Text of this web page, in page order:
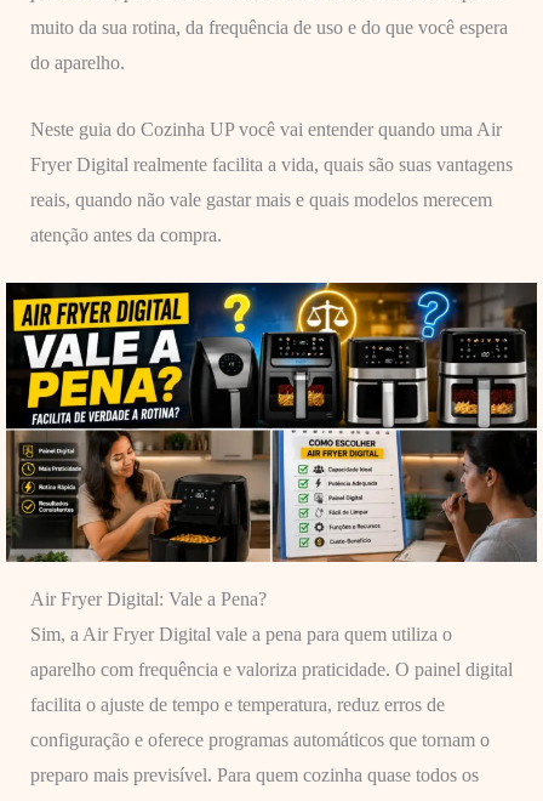
muito da sua rotina, da frequência de uso e do que você espera
do aparelho.
Neste guia do Cozinha UP você vai entender quando uma Air
Fryer Digital realmente facilita a vida, quais são suas vantagens
reais, quando não vale gastar mais e quais modelos merecem
atenção antes da compra.
Air Fryer Digital: Vale a Pena?
Sim, a Air Fryer Digital vale a pena para quem utiliza o
aparelho com frequência e valoriza praticidade. O painel digital
facilita o ajuste de tempo e temperatura, reduz erros de
configuração e oferece programas automáticos que tornam o
preparo mais previsível. Para quem cozinha quase todos os